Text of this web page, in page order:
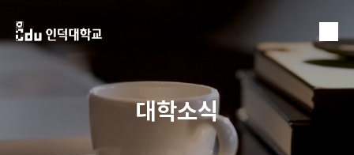
대학소식